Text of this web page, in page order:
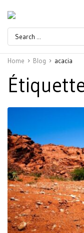
Home Blog acacia